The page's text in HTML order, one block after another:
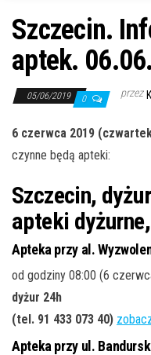
Szczecin.
aptek.
05/06/2019 0 przez
6 czerwca 2019
czynne będą apteki:
Szczecin,
apteki
Apteka przy al.
od godziny 08:00 (6
dyżur 24h
(tel. 91 433 073 40)
Apteka przy ul.